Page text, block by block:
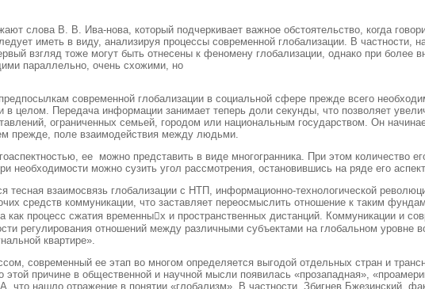
слова В. В. Ива-нова, который подчеркивает важное обстоятельство, когда
иметь в виду, анализируя процессы современной глобализации. В частности,
взгляд тоже могут быть отнесены к феномену глобализации, однако при более
параллельно, очень схожими, но
современной глобализации в социальной сфере прежде всего
в целом. Передача информации занимает теперь доли секунды, что позволяет
ограниченных семьей, городом или национальным государством. Он
прежде, поле взаимодействия между людьми.
ее можно представить в виде многогранника. При этом количество
необходимости можно сузить угол рассмотрения, остановившись на ряде его
тесная взаимосвязь глобализации с НТП, информационно-технологической
средств коммуникации, что заставляет переосмыслить отношение к таким
как процесс сжатия временных и пространственных дистанций. Коммуникации и
регулирования отношений между различными субъектами на глобальном уровне
квартире».
современный ее этап во многом определяется выгодой отдельных стран и
причине в общественной и научной мысли появилась «прозападная»,
нашло отражение в понятии «глобализм». В частности, Збигнев Бжезинский,